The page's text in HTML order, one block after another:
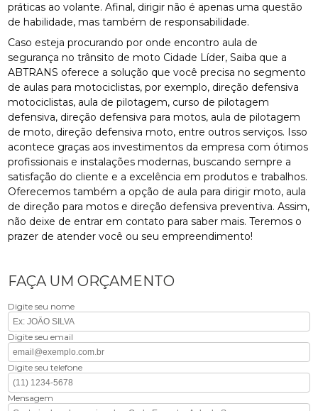
práticas ao volante. Afinal, dirigir não é apenas uma questão
de habilidade, mas também de responsabilidade.
Caso esteja procurando por onde encontro aula de
segurança no trânsito de moto Cidade Líder, Saiba que a
ABTRANS oferece a solução que você precisa no segmento
de aulas para motociclistas, por exemplo, direção defensiva
motociclistas, aula de pilotagem, curso de pilotagem
defensiva, direção defensiva para motos, aula de pilotagem
de moto, direção defensiva moto, entre outros serviços. Isso
acontece graças aos investimentos da empresa com ótimos
profissionais e instalações modernas, buscando sempre a
satisfação do cliente e a excelência em produtos e trabalhos.
Oferecemos também a opção de aula para dirigir moto, aula
de direção para motos e direção defensiva preventiva. Assim,
não deixe de entrar em contato para saber mais. Teremos o
prazer de atender você ou seu empreendimento!
FAÇA UM ORÇAMENTO
Digite seu nome
Digite seu email
Digite seu telefone
Mensagem